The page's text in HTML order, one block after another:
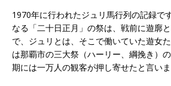
1970年に行われたジュリ馬行列の記録で
なる「二十日正月」の祭は、戦前に遊廓
で、ジュリとは、そこで働いていた遊女
は那覇市の三大祭（ハーリー、綱挽き）
期には一万人の観客が押し寄せたと言いま